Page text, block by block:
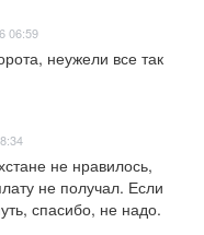
06:59
неужели все так
не нравилось,
не получал. Если
спасибо, не надо.